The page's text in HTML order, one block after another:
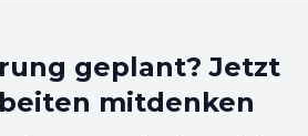
geplant? Jetzt
mitdenken